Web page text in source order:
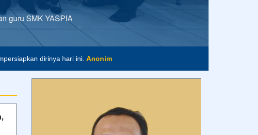
guru SMK YASPIA
dirinya hari ini.
Anonim